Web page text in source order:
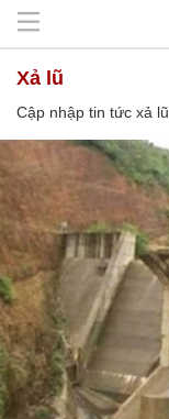
xả lũ
Cập nhập tin tức xả lũ